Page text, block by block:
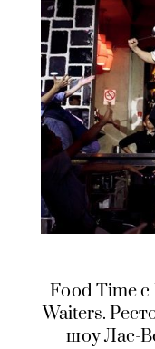
Food Time
Waiters.
шоу Лас-